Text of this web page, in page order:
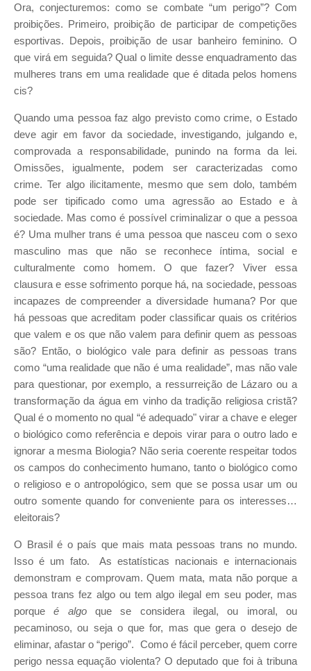
Ora, conjecturemos: como se combate “um perigo”? Com
proibições. Primeiro, proibição de participar de competições
esportivas. Depois, proibição de usar banheiro feminino. O
que virá em seguida? Qual o limite desse enquadramento das
mulheres trans em uma realidade que é ditada pelos homens
cis?
Quando uma pessoa faz algo previsto como crime, o Estado
deve agir em favor da sociedade, investigando, julgando e,
comprovada a responsabilidade, punindo na forma da lei.
Omissões, igualmente, podem ser caracterizadas como
crime. Ter algo ilicitamente, mesmo que sem dolo, também
pode ser tipificado como uma agressão ao Estado e à
sociedade. Mas como é possível criminalizar o que a pessoa
é? Uma mulher trans é uma pessoa que nasceu com o sexo
masculino mas que não se reconhece íntima, social e
culturalmente como homem. O que fazer? Viver essa
clausura e esse sofrimento porque há, na sociedade, pessoas
incapazes de compreender a diversidade humana? Por que
há pessoas que acreditam poder classificar quais os critérios
que valem e os que não valem para definir quem as pessoas
são? Então, o biológico vale para definir as pessoas trans
como “uma realidade que não é uma realidade”, mas não vale
para questionar, por exemplo, a ressurreição de Lázaro ou a
transformação da água em vinho da tradição religiosa cristã?
Qual é o momento no qual “é adequado" virar a chave e eleger
o biológico como referência e depois virar para o outro lado e
ignorar a mesma Biologia? Não seria coerente respeitar todos
os campos do conhecimento humano, tanto o biológico como
o religioso e o antropológico, sem que se possa usar um ou
outro somente quando for conveniente para os interesses…
eleitorais?
O Brasil é o país que mais mata pessoas trans no mundo.
Isso é um fato. As estatísticas nacionais e internacionais
demonstram e comprovam. Quem mata, mata não porque a
pessoa trans fez algo ou tem algo ilegal em seu poder, mas
porqueé algoque se considera ilegal, ou imoral, ou
pecaminoso, ou seja o que for, mas que gera o desejo de
eliminar, afastar o “perigo”. Como é fácil perceber, quem corre
perigo nessa equação violenta? O deputado que foi à tribuna